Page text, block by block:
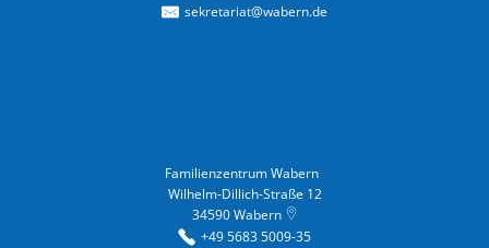
sekretariat@wabern.de
Familienzentrum Wabern
Wilhelm-Dillich-Straße 12
34590 Wabern
+49 5683 5009-35